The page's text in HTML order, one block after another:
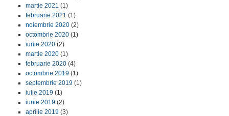
martie 2021 (1)
februarie 2021 (1)
noiembrie 2020 (2)
octombrie 2020 (1)
iunie 2020 (2)
martie 2020 (1)
februarie 2020 (4)
octombrie 2019 (1)
septembrie 2019 (1)
iulie 2019 (1)
iunie 2019 (2)
aprilie 2019 (3)